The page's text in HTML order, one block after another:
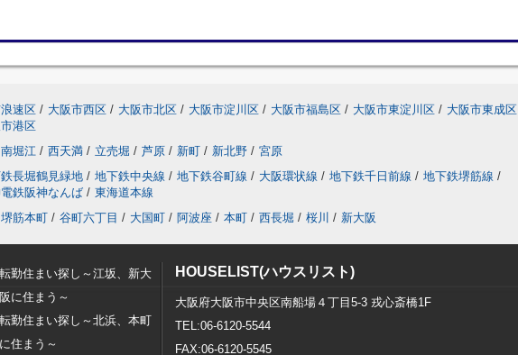
速区 / 大阪市西区 / 大阪市北区 / 大阪市淀川区 / 大阪市福島区 / 大阪市東淀川区 / 大阪市東成区
港区
南堀江 / 西天満 / 立売堀 / 芦原 / 新町 / 新北野 / 宮原
長堀鶴見緑地 / 地下鉄中央線 / 地下鉄谷町線 / 大阪環状線 / 地下鉄千日前線 / 地下鉄堺筋線 /
鉄阪神なんば / 東海道本線
堺筋本町 / 谷町六丁目 / 大国町 / 阿波座 / 本町 / 西長堀 / 桜川 / 新大阪
転勤住まい探し～江坂、新大
阪に住まう～
転勤住まい探し～北浜、本町
に住まう～
HOUSELIST(ハウスリスト)
大阪府大阪市中央区南船場４丁目5-3 戎心斎橋1F
TEL:06-6120-5544
FAX:06-6120-5545